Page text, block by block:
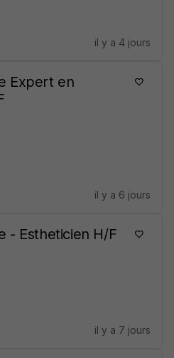
il y a 4 jours
Expert en
il y a 6 jours
- Estheticien H/F
il y a 7 jours